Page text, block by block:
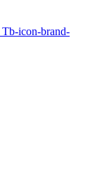
Tb-icon-brand-